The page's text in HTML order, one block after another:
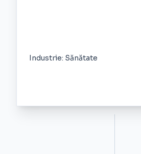
Industrie: Sănătate